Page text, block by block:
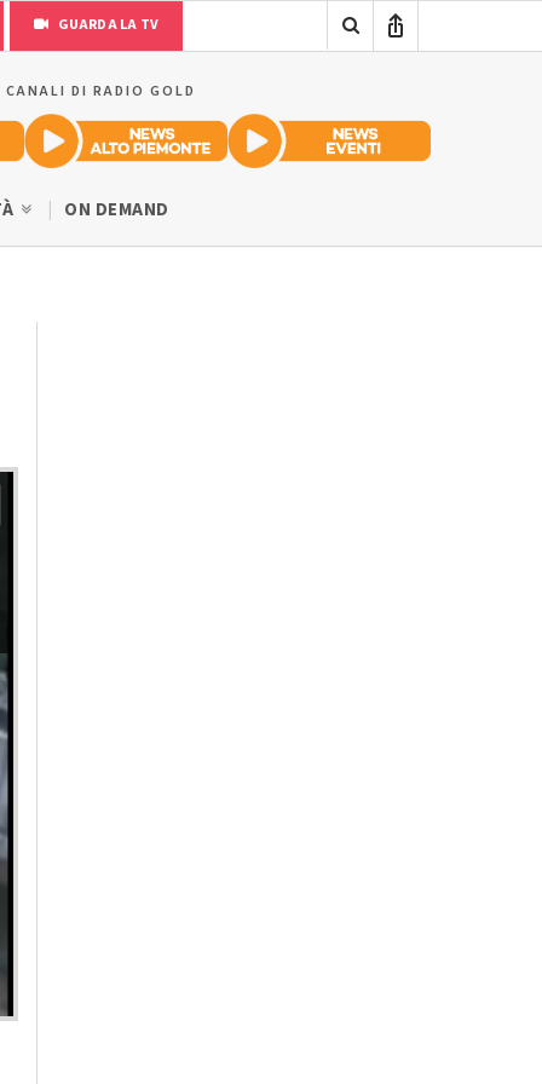
GUARDA LA TV
DI RADIO GOLD
ON DEMAND